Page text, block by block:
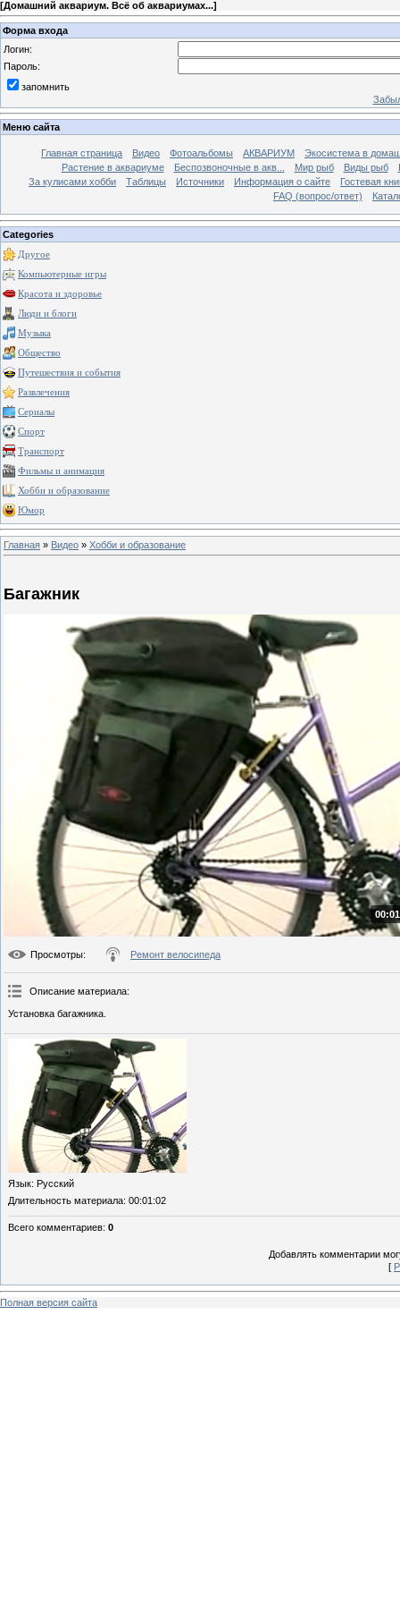
[Домашний аквариум. Всё об аквариумах...]
Форма входа
Логин:
Пароль:
запомнить
Меню сайта
Главная страница Видео Фотоальбомы АКВАРИУМ
Экосистема в
Растение в аквариуме
Беспозвоночные в акв... Мир рыб Виды рыб
За кулисами хобби
Таблицы Источники Информация о сайте
Гостевая
FAQ (вопрос/ответ)
Categories
Другое
Компьютерные игры
Красота и здоровье
Люди и блоги
Музыка
Общество
Путешествия и события
Развлечения
Сериалы
Спорт
Транспорт
Фильмы и анимация
Хобби и образование
Юмор
Главная » Видео » Хобби и образование
Багажник
Просмотры: Ремонт велосипеда
Описание материала:
Установка багажника.
Язык: Русский
Длительность материала: 00:01:02
Всего комментариев: 0
Добавлять комментарии
[
Полная версия сайта